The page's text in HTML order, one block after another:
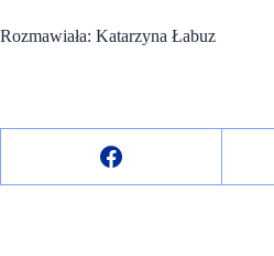
Rozmawiała: Katarzyna Łabuz